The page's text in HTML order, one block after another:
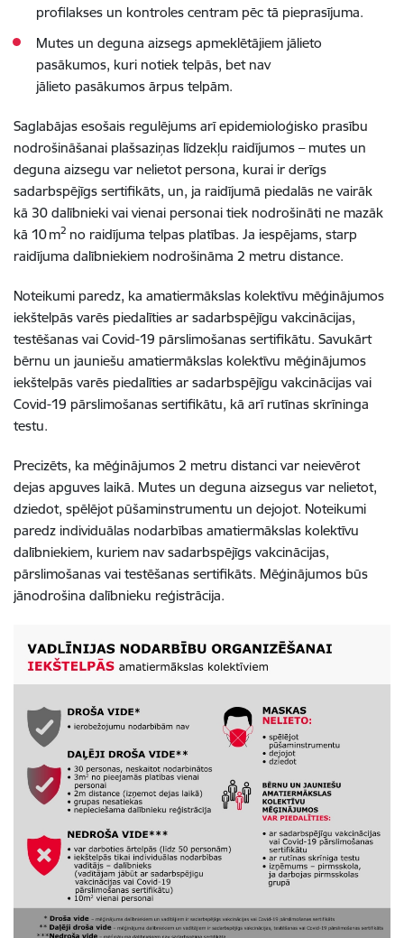
profilakses un kontroles centram pēc tā pieprasījuma.
Mutes un deguna aizsegs apmeklētājiem jālieto
pasākumos, kuri notiek telpās, bet nav
jālieto pasākumos ārpus telpām.
Saglabājas esošais regulējums arī epidemioloģisko prasību
nodrošināšanai plašsaziņas līdzekļu raidījumos – mutes un
deguna aizsegu var nelietot persona, kurai ir derīgs
sadarbspējīgs sertifikāts, un, ja raidījumā piedalās ne vairāk
kā 30 dalībnieki vai vienai personai tiek nodrošināti ne mazāk
kā 10 m2 no raidījuma telpas platības. Ja iespējams, starp
raidījuma dalībniekiem nodrošināma 2 metru distance.
Noteikumi paredz, ka amatiermākslas kolektīvu mēģinājumos
iekštelpās varēs piedalīties ar sadarbspējīgu vakcinācijas,
testēšanas vai Covid-19 pārslimošanas sertifikātu. Savukārt
bērnu un jauniešu amatiermākslas kolektīvu mēģinājumos
iekštelpās varēs piedalīties ar sadarbspējīgu vakcinācijas vai
Covid-19 pārslimošanas sertifikātu, kā arī rutīnas skrīninga
testu.
Precizēts, ka mēģinājumos 2 metru distanci var neievērot
dejas apguves laikā. Mutes un deguna aizsegus var nelietot,
dziedot, spēlējot pūšaminstrumentu un dejojot. Noteikumi
paredz individuālas nodarbības amatiermākslas kolektīvu
dalībniekiem, kuriem nav sadarbspējīgs vakcinācijas,
pārslimošanas vai testēšanas sertifikāts. Mēģinājumos būs
jānodrošina dalībnieku reģistrācija.